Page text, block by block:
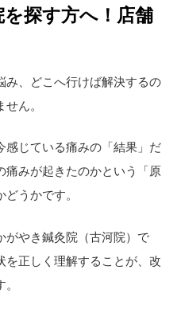
探す方へ！店舗
み、どこへ行けば解決するの
ん。
感じている痛みの「結果」だ
痛みが起きたのかという「原
うかです。
がやき鍼灸院（古河院）で
を正しく理解することが、改